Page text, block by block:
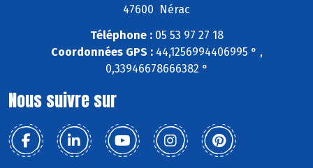
47600 Nérac
Téléphone :05 53 97 27 18
Coordonnées GPS :44,1256994406995 ° ,
0,33946678666382 °
Nous suivre sur